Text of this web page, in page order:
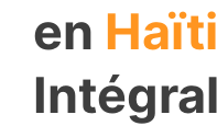
en Haïti
Intégral